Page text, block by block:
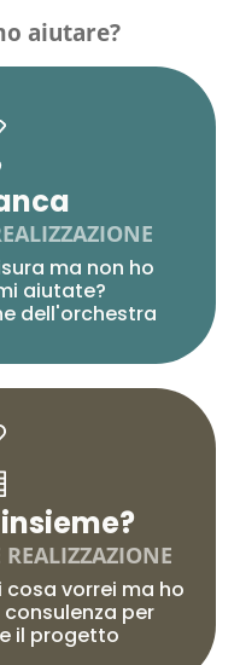
aiutare?
ma non ho
aiutate?
dell'orchestra
REALIZZAZIONE
cosa vorrei ma ho
per
il progetto